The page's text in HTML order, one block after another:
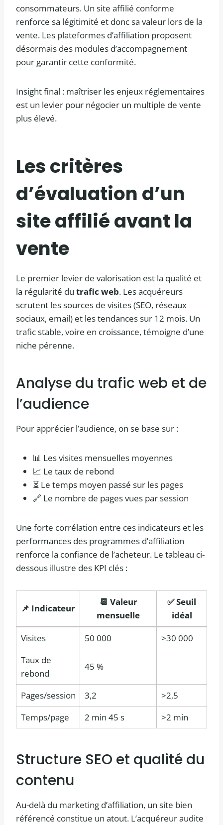
consommateurs. Un site affilié conforme
renforce sa légitimité et donc sa valeur lors de la
vente. Les plateformes d’affiliation proposent
désormais des modules d’accompagnement
pour garantir cette conformité.
Insight final : maîtriser les enjeux réglementaires
est un levier pour négocier un multiple de vente
plus élevé.
Les critères
d’évaluation d’un
site affilié avant la
vente
Le premier levier de valorisation est la qualité et
la régularité du trafic web. Les acquéreurs
scrutent les sources de visites (SEO, réseaux
sociaux, email) et les tendances sur 12 mois. Un
trafic stable, voire en croissance, témoigne d’une
niche pérenne.
Analyse du trafic web et de
l’audience
Pour apprécier l’audience, on se base sur :
📊 Les visites mensuelles moyennes
📈 Le taux de rebond
⏳ Le temps moyen passé sur les pages
🔗 Le nombre de pages vues par session
Une forte corrélation entre ces indicateurs et les
performances des programmes d’affiliation
renforce la confiance de l’acheteur. Le tableau ci-
dessous illustre des KPI clés :
📌 Indicateur
📆 Valeur
mensuelle
✅ Seuil
idéal
Visites
50 000
>30 000
Taux de
rebond
45 %
Pages/session 3,2
>2,5
Temps/page
2 min 45 s >2 min
Structure SEO et qualité du
contenu
Au-delà du marketing d’affiliation, un site bien
référencé constitue un atout. L’acquéreur audite